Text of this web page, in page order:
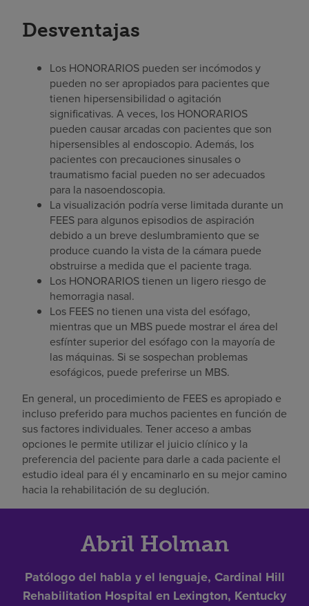
Desventajas
Los HONORARIOS pueden ser incómodos y
pueden no ser apropiados para pacientes que
tienen hipersensibilidad o agitación
significativas. A veces, los HONORARIOS
pueden causar arcadas con pacientes que son
hipersensibles al endoscopio. Además, los
pacientes con precauciones sinusales o
traumatismo facial pueden no ser adecuados
para la nasoendoscopia.
La visualización podría verse limitada durante un
FEES para algunos episodios de aspiración
debido a un breve deslumbramiento que se
produce cuando la vista de la cámara puede
obstruirse a medida que el paciente traga.
Los HONORARIOS tienen un ligero riesgo de
hemorragia nasal.
Los FEES no tienen una vista del esófago,
mientras que un MBS puede mostrar el área del
esfínter superior del esófago con la mayoría de
las máquinas. Si se sospechan problemas
esofágicos, puede preferirse un MBS.
En general, un procedimiento de FEES es apropiado e
incluso preferido para muchos pacientes en función de
sus factores individuales. Tener acceso a ambas
opciones le permite utilizar el juicio clínico y la
preferencia del paciente para darle a cada paciente el
estudio ideal para él y encaminarlo en su mejor camino
hacia la rehabilitación de su deglución.
Abril Holman
Patólogo del habla y el lenguaje, Cardinal Hill
Rehabilitation Hospital en Lexington, Kentucky